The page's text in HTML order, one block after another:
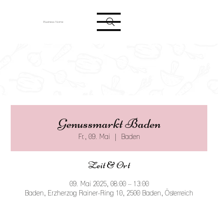
Business Name
Genussmarkt Baden
Fr., 09. Mai Baden
Zeit & Ort
09. Mai 2025, 08:00 – 13:00
Baden, Erzherzog Rainer-Ring 10, 2500 Baden, Österreich